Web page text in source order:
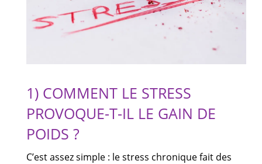
1) COMMENT LE STRESS
PROVOQUE-T-IL LE GAIN DE
POIDS ?
C’est assez simple : le stress chronique fait des